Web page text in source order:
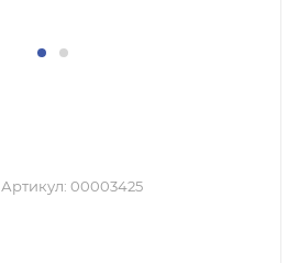
Артикул: 00003425